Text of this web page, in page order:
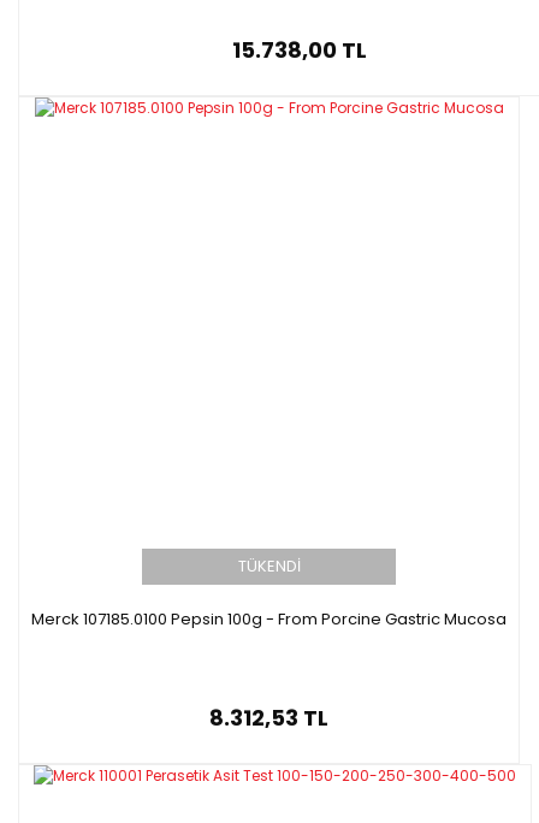
15.738,00 TL
TÜKENDİ
Merck 107185.0100 Pepsin 100g - From Porcine Gastric Mucosa
8.312,53 TL